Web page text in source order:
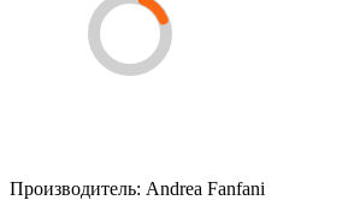
Производитель: Andrea Fanfani